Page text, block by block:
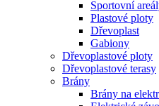
Sportovní
Plastové ploty
Dřevoplast
Gabiony
Dřevoplastové ploty
Dřevoplastové terasy
Brány
Brány na